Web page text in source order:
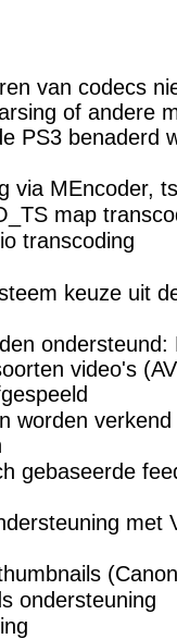
van codecs
of andere
PS3 benaderd
via MEncoder,
map
transcoding
keuze uit
ondersteund:
video's
worden
gebaseerde
met
ondersteuning